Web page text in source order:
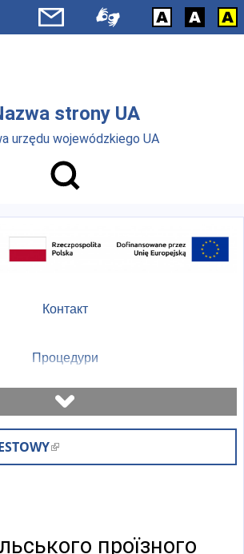
вмісту
strony UA
urzędu wojewódzkiego UA
Контакт
Процедури
Записатися на візит
стан справи
(
l
проїзного